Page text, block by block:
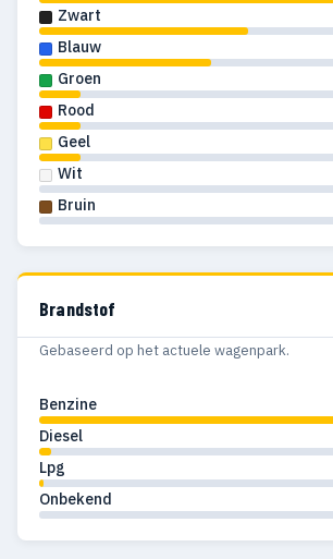
Zwart
Blauw
Groen
Rood
Geel
Wit
Bruin
Brandstof
Gebaseerd op het actuele wagenpark.
Benzine
Diesel
Lpg
Onbekend